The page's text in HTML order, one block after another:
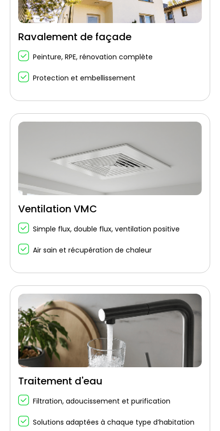
Ravalement de façade
Peinture, RPE, rénovation complète
Protection et embellissement
Ventilation VMC
Simple flux, double flux, ventilation positive
Air sain et récupération de chaleur
Traitement d'eau
Filtration, adoucissement et purification
Solutions adaptées à chaque type d’habitation